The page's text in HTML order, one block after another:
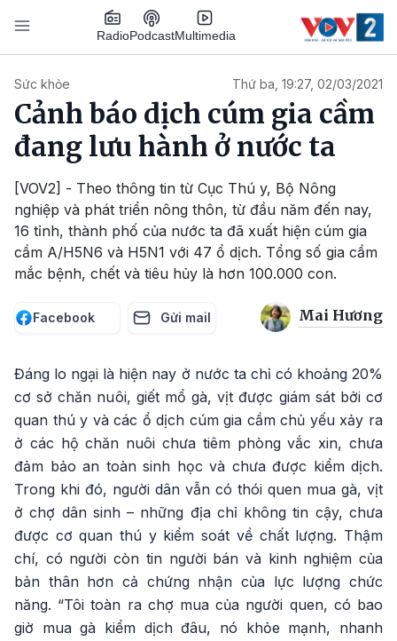
Nhảy đến nội dung
RadioPodcastMultimedia
Sức khỏe Thứ ba, 19:27, 02/03/2021
Cảnh báo dịch cúm gia cầm
đang lưu hành ở nước ta
[VOV2] - Theo thông tin từ Cục Thú y, Bộ Nông
nghiệp và phát triển nông thôn, từ đầu năm đến nay,
16 tỉnh, thành phố của nước ta đã xuất hiện cúm gia
cầm A/H5N6 và H5N1 với 47 ổ dịch. Tổng số gia cầm
mắc bệnh, chết và tiêu hủy là hơn 100.000 con.
Facebook Gửi mail Mai Hương
Đáng lo ngại là hiện nay ở nước ta chỉ có khoảng 20%
cơ sở chăn nuôi, giết mổ gà, vịt được giám sát bởi cơ
quan thú y và các ổ dịch cúm gia cầm chủ yếu xảy ra
ở các hộ chăn nuôi chưa tiêm phòng vắc xin, chưa
đảm bảo an toàn sinh học và chưa được kiểm dịch.
Trong khi đó, người dân vẫn có thói quen mua gà, vịt
ở chợ dân sinh – những địa chỉ không tin cậy, chưa
được cơ quan thú y kiểm soát về chất lượng. Thậm
chí, có người còn tin người bán và kinh nghiệm của
bản thân hơn cả chứng nhận của lực lượng chức
năng. “Tôi toàn ra chợ mua của người quen, có bao
giờ mua gà kiểm dịch đâu, nó khỏe mạnh, nhanh